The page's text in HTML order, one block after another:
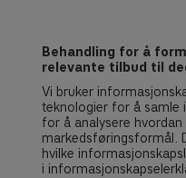
Behandling for å
relevante tilbud til
Vi bruker
teknologier for å samle
for å analysere
markedsføringsformål.
hvilke
i